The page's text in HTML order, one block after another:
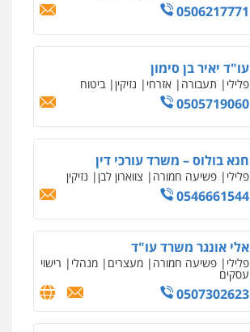
0506217771
עו"ד יאיר בן סימון
פלילי תעבורה אזרחי נזיקין ביטוח
0505719060
חנא בולוס – משרד עורכי דין
פלילי פשיעה חמורה צווארון לבן נזיקין
0546661544
אלי אונגר משרד עו"ד
פלילי פשיעה חמורה מעצרים מנהלי רישוי
עסקים
0507302623
אחסון אתרים
מקצועיים לעורכי דין
מרכז התחלה חדשה
לעורכי דין
0544500346
מאיה בלום, עו"ס, טיפול ושיקום
לעורכי דין
0504062539
עו"ד ד"ר אבי שקד
עבירות פליליות